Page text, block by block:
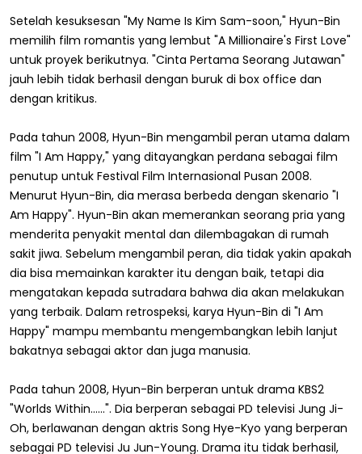
Setelah kesuksesan "My Name Is Kim Sam-soon," Hyun-Bin
memilih film romantis yang lembut "A Millionaire's First Love"
untuk proyek berikutnya. "Cinta Pertama Seorang Jutawan"
jauh lebih tidak berhasil dengan buruk di box office dan
dengan kritikus.
Pada tahun 2008, Hyun-Bin mengambil peran utama dalam
film "I Am Happy," yang ditayangkan perdana sebagai film
penutup untuk Festival Film Internasional Pusan ​​2008.
Menurut Hyun-Bin, dia merasa berbeda dengan skenario "I
Am Happy". Hyun-Bin akan memerankan seorang pria yang
menderita penyakit mental dan dilembagakan di rumah
sakit jiwa. Sebelum mengambil peran, dia tidak yakin apakah
dia bisa memainkan karakter itu dengan baik, tetapi dia
mengatakan kepada sutradara bahwa dia akan melakukan
yang terbaik. Dalam retrospeksi, karya Hyun-Bin di "I Am
Happy" mampu membantu mengembangkan lebih lanjut
bakatnya sebagai aktor dan juga manusia.
Pada tahun 2008, Hyun-Bin berperan untuk drama KBS2
"Worlds Within......". Dia berperan sebagai PD televisi Jung Ji-
Oh, berlawanan dengan aktris Song Hye-Kyo yang berperan
sebagai PD televisi Ju Jun-Young. Drama itu tidak berhasil,